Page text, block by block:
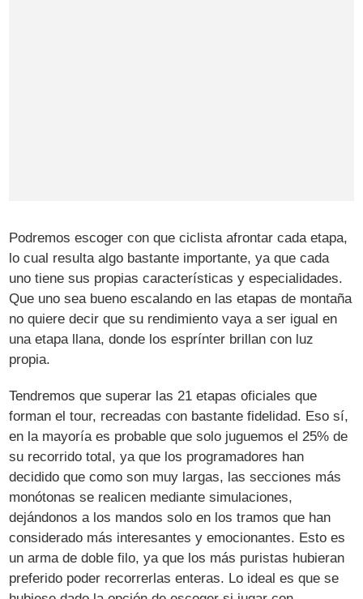
Podremos escoger con que ciclista afrontar cada etapa,
lo cual resulta algo bastante importante, ya que cada
uno tiene sus propias características y especialidades.
Que uno sea bueno escalando en las etapas de montaña
no quiere decir que su rendimiento vaya a ser igual en
una etapa llana, donde los esprínter brillan con luz
propia.
Tendremos que superar las 21 etapas oficiales que
forman el tour, recreadas con bastante fidelidad. Eso sí,
en la mayoría es probable que solo juguemos el 25% de
su recorrido total, ya que los programadores han
decidido que como son muy largas, las secciones más
monótonas se realicen mediante simulaciones,
dejándonos a los mandos solo en los tramos que han
considerado más interesantes y emocionantes. Esto es
un arma de doble filo, ya que los más puristas hubieran
preferido poder recorrerlas enteras. Lo ideal es que se